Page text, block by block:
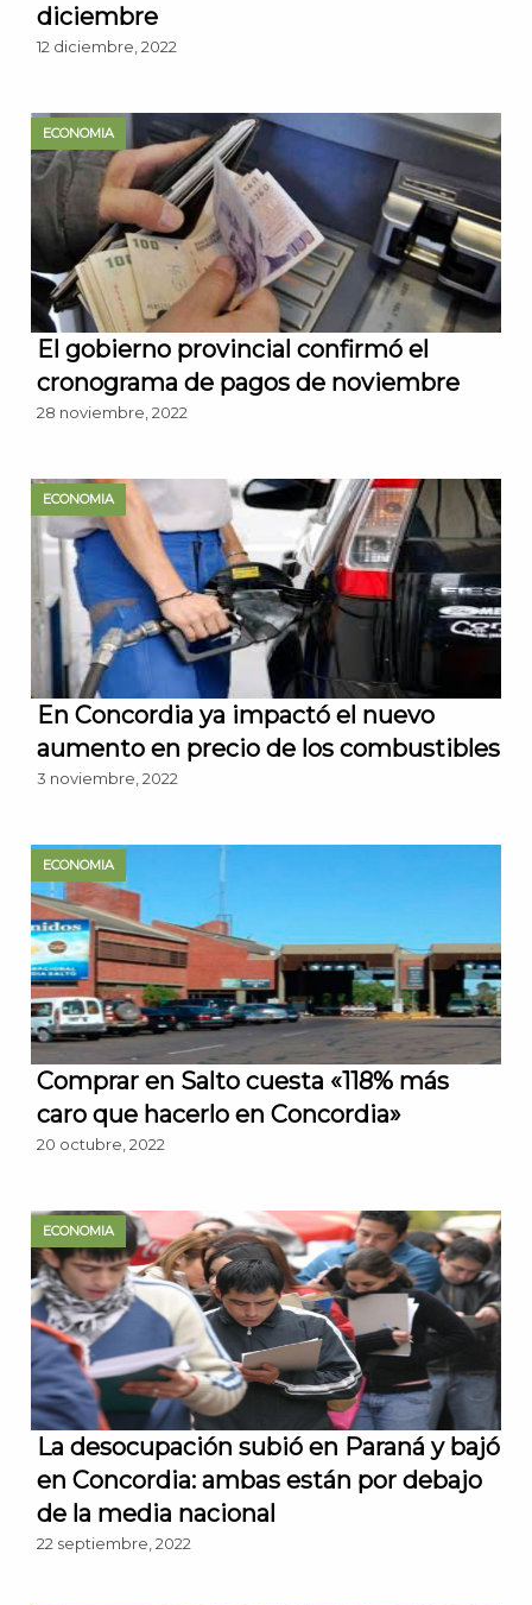
diciembre
12 diciembre, 2022
ECONOMIA
El gobierno provincial confirmó el
cronograma de pagos de noviembre
28 noviembre, 2022
ECONOMIA
En Concordia ya impactó el nuevo
aumento en precio de los combustibles
3 noviembre, 2022
ECONOMIA
Comprar en Salto cuesta «118% más
caro que hacerlo en Concordia»
20 octubre, 2022
ECONOMIA
La desocupación subió en Paraná y bajó
en Concordia: ambas están por debajo
de la media nacional
22 septiembre, 2022